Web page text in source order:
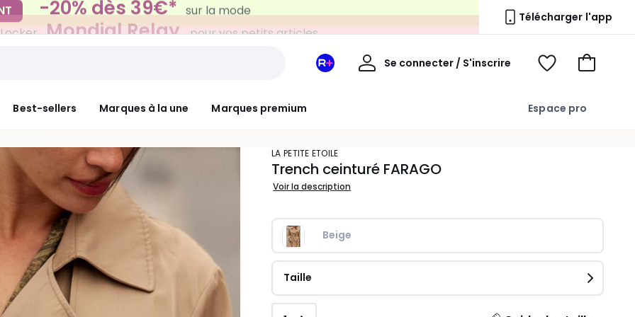
Mondial Relay pour vos petits articles Télécharger l'app
Best-sellers Marques à la une Marques premium Espace pro
Mon
Se connecter / S'inscrire
Mon
Voir
Voir
LA PETITE ETOILE
Trench ceinturé FARAGO
Voir la description
Beige
Taille